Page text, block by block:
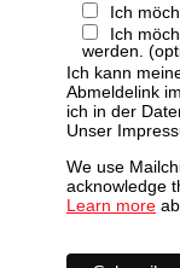
Ich
Ich
werden.
Ich kann
Abmeldelink
ich in der
Unser
We use
acknowledge
Learn more